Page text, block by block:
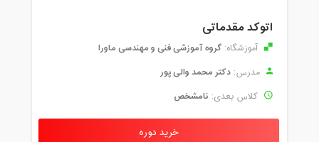
اتوکد مقدماتی
آموزشگاه: گروه آموزشی فنی و مهندسی ماورا
مدرس: دکتر محمد والی پور
کلاس بعدی: نامشخص
خرید دوره